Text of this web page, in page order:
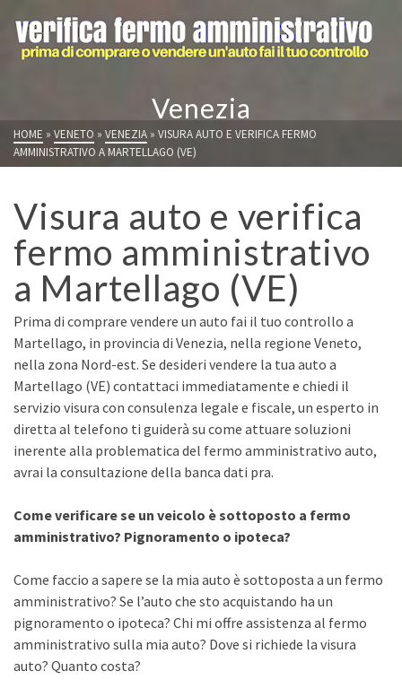
Venezia
HOME » VENETO » VENEZIA » VISURA AUTO E VERIFICA FERMO
AMMINISTRATIVO A MARTELLAGO (VE)
Visura auto e verifica
fermo amministrativo
a Martellago (VE)
Prima di comprare vendere un auto fai il tuo controllo a
Martellago, in provincia di Venezia, nella regione Veneto,
nella zona Nord-est. Se desideri vendere la tua auto a
Martellago (VE) contattaci immediatamente e chiedi il
servizio visura con consulenza legale e fiscale, un esperto in
diretta al telefono ti guiderà su come attuare soluzioni
inerente alla problematica del fermo amministrativo auto,
avrai la consultazione della banca dati pra.
Come verificare se un veicolo è sottoposto a fermo
amministrativo? Pignoramento o ipoteca?
Come faccio a sapere se la mia auto è sottoposta a un fermo
amministrativo? Se l’auto che sto acquistando ha un
pignoramento o ipoteca? Chi mi offre assistenza al fermo
amministrativo sulla mia auto? Dove si richiede la visura
auto? Quanto costa?